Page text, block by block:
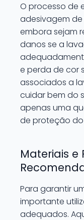
O processo de
adesivagem de
embora sejam
danos se a
e perda de cor
associados a
cuidar bem do
apenas uma
de proteção do
Materiais e
Para garantir
importante
adequados.